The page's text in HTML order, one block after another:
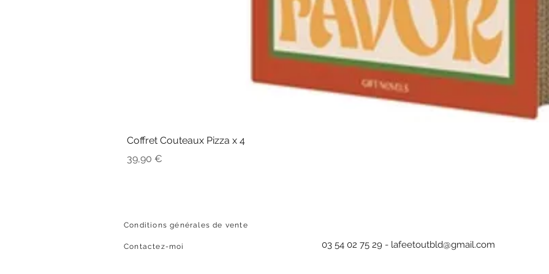
Coffret Couteaux Pizza x 4
Prix
39,90 €
Conditions générales de vente
Contactez-moi 03 54 02 75 29 - lafeetoutbld@gmail.com